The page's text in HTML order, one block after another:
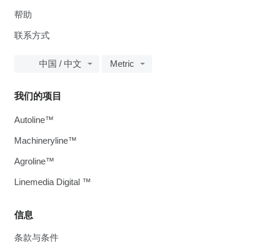
帮助
联系方式
中国 / 中文 Metric
信息
条款与条件
我们的项目
Autoline™
Machineryline™
Agroline™
Linemedia Digital ™